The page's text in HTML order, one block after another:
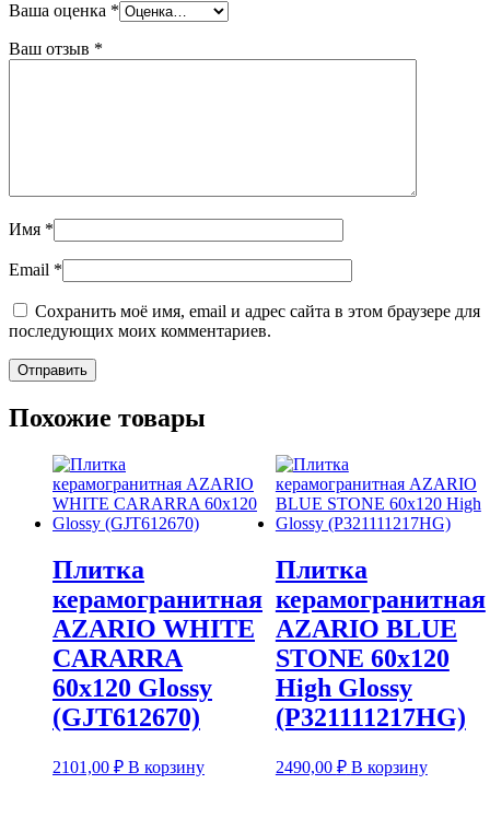
Ваша оценка *
Ваш отзыв *
Имя *
Email *
Сохранить моё имя, email и адрес сайта в этом браузере для
последующих моих комментариев.
Похожие товары
Плитка
керамогранитная
AZARIO WHITE
CARARRA
60х120 Glossy
(GJT612670)
2101,00 ₽ В корзину
Плитка
керамогранитная
AZARIO BLUE
STONE 60х120
High Glossy
(P321111217HG)
2490,00 ₽ В корзину